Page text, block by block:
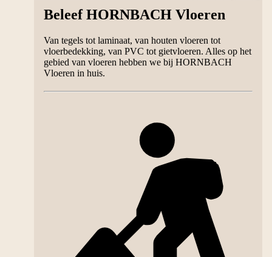
Beleef HORNBACH Vloeren
Van tegels tot laminaat, van houten vloeren tot
vloerbedekking, van PVC tot gietvloeren. Alles op het
gebied van vloeren hebben we bij HORNBACH
Vloeren in huis.